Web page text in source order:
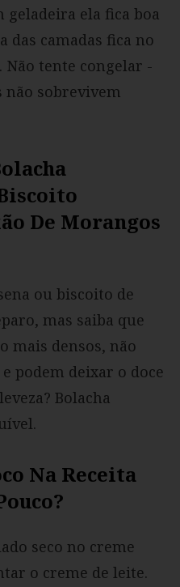
ela fica boa
das camadas fica no
Não tente congelar -
não sobrevivem
De Morangos
ou biscoito de
mas saiba que
mais densos, não
podem deixar o doce
Bolacha
Na Receita
seco no creme
o creme de leite.